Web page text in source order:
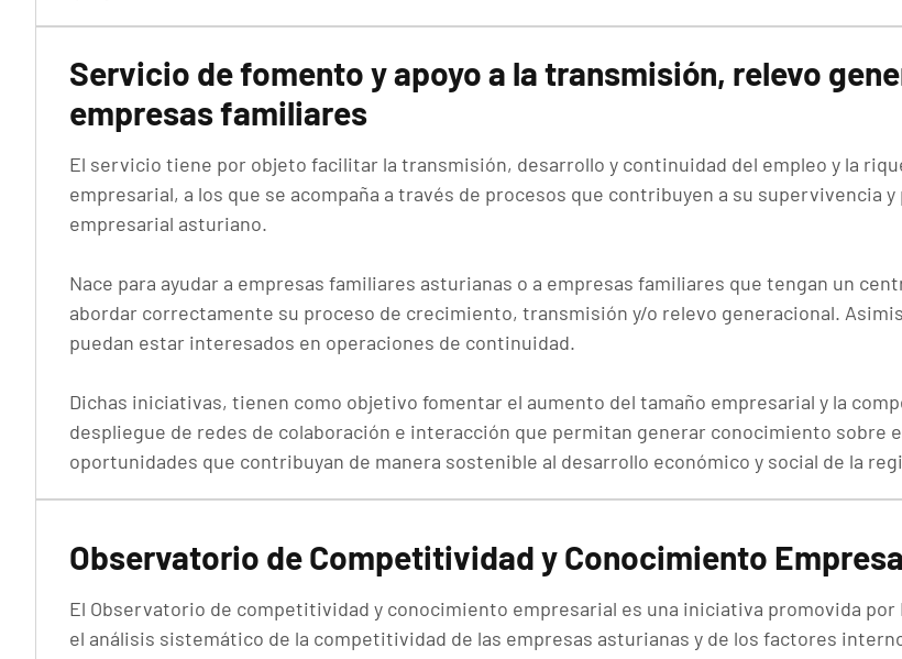
Servicio de fomento y apoyo a la transmisión, relevo
empresas familiares
El servicio tiene por objeto facilitar la transmisión, desarrollo y continuidad del empleo y la
empresarial, a los que se acompaña a través de procesos que contribuyen a su supervivencia
empresarial asturiano.
Nace para ayudar a empresas familiares asturianas o a empresas familiares que tengan un
abordar correctamente su proceso de crecimiento, transmisión y/o relevo generacional.
puedan estar interesados en operaciones de continuidad.
Dichas iniciativas, tienen como objetivo fomentar el aumento del tamaño empresarial y la
despliegue de redes de colaboración e interacción que permitan generar conocimiento sobre
oportunidades que contribuyan de manera sostenible al desarrollo económico y social de la
Observatorio de Competitividad y Conocimiento
El Observatorio de competitividad y conocimiento empresarial es una iniciativa promovida por
el análisis sistemático de la competitividad de las empresas asturianas y de los factores